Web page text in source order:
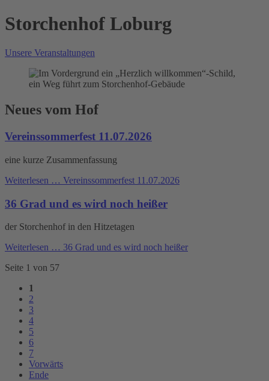
Storchenhof Loburg
Unsere Veranstaltungen
Neues vom Hof
Vereinssommerfest 11.07.2026
eine kurze Zusammenfassung
Weiterlesen … Vereinssommerfest 11.07.2026
36 Grad und es wird noch heißer
der Storchenhof in den Hitzetagen
Weiterlesen … 36 Grad und es wird noch heißer
Seite 1 von 57
1
2
3
4
5
6
7
Vorwärts
Ende